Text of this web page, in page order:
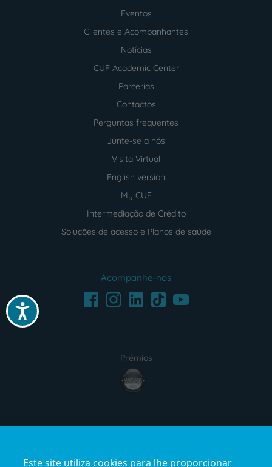
Acessibilidade
Eventos
Clientes e Acompanhantes
Notícias
CUF Academic Center
Parcerias
Contactos
Perguntas frequentes
Junte-se a nós
Visita Virtual
English version
My CUF
Intermediação de Crédito
Soluções de acesso e Planos de saúde
Acompanhe-nos
FacebookInstagramLinkedInTikTokYoutube
Prémios
award4
certification2certification3
Este site utiliza cookies para lhe proporcionar